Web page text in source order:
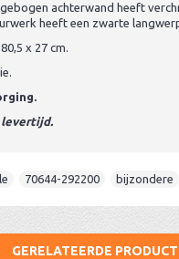
achterwand heeft
heeft een zwarte
x 27 cm.
levertijd.
70644-292200 bijzondere
GERELATEERDE